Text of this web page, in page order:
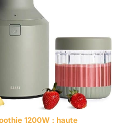
1200W : haute